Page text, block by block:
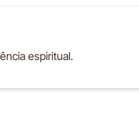
espiritual.